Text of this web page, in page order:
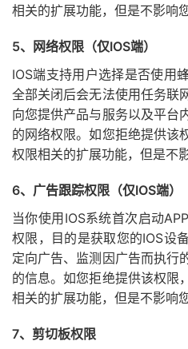
相关的扩展功能，但是不影响
5、网络权限（仅IOS端）
IOS端支持用户选择是否使用
全部关闭后会无法使用任务联
向您提供产品与服务以及平台
的网络权限。如您拒绝提供该
权限相关的扩展功能，但是不
6、广告跟踪权限（仅IOS端）
当你使用IOS系统首次启动
权限，目的是获取您的IOS设
定向广告、监测因广告而执行
的信息。如您拒绝提供该权限
相关的扩展功能，但是不影响
7、剪切板权限